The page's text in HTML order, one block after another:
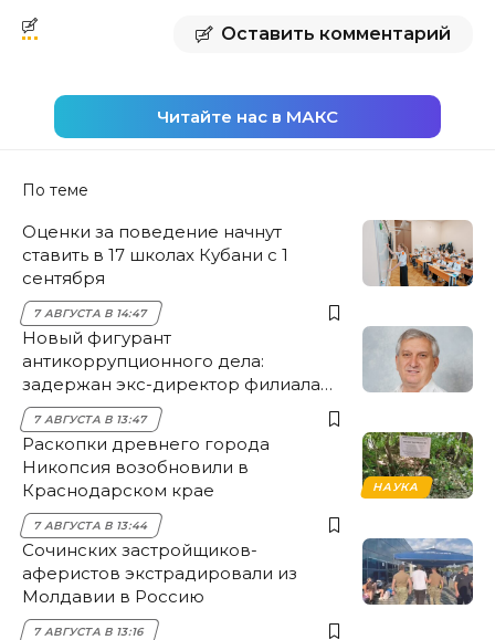
Оставить комментарий
Читайте нас в МАКС
По теме
Оценки за поведение начнут
ставить в 17 школах Кубани с 1
сентября
7 АВГУСТА В 14:47
Новый фигурант
антикоррупционного дела:
задержан экс-директор филиала
НЭСК Крымска
7 АВГУСТА В 13:47
НАУКА
Раскопки древнего города
Никопсия возобновили в
Краснодарском крае
7 АВГУСТА В 13:44
Сочинских застройщиков-
аферистов экстрадировали из
Молдавии в Россию
7 АВГУСТА В 13:16